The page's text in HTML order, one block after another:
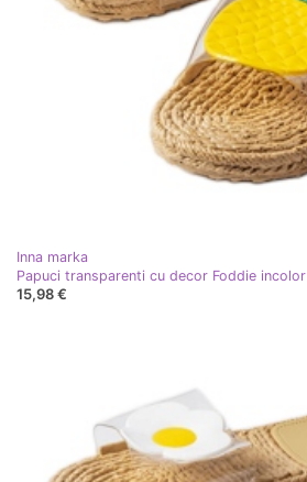
Inna marka
Papuci transparenti cu decor Foddie incolor
15,98 €